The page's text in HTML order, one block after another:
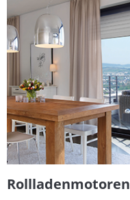
Rollladenmotoren